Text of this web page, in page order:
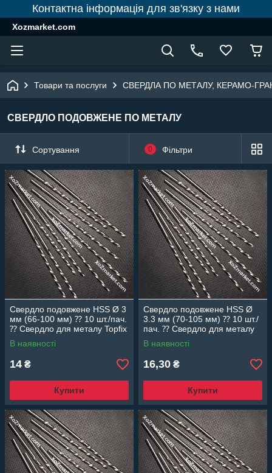
Контактна інформація для зв'язку з нами
Xozmarket.com
Товари та послуги СВЕРДЛА ПО МЕТАЛУ, КЕРАМО-
СВЕРДЛО ПОДОВЖЕНЕ ПО МЕТАЛУ
Сортування 0 Фільтри
Свердло подовжене HSS Ø 3
мм (66-100 мм) ⁇ 10 шт./пач.
⁇ Свердло для металу Topfix
В наявності
14 ₴
Купити
Свердло подовжене HSS Ø
3.3 мм (70-105 мм) ⁇ 10 шт./
пач. ⁇ Свердло для металу
Topfix
В наявності
16,30 ₴
Купити